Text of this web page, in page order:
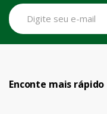
Enconte mais rápido